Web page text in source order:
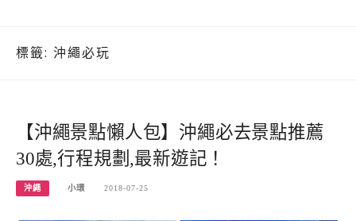
標籤: 沖繩必玩
【沖繩景點懶人包】沖繩必去景點推薦
30處,行程規劃,最新遊記！
沖繩 小環 2018-07-25